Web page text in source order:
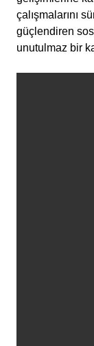
çalışmalarını
güçlendiren
unutulmaz bir